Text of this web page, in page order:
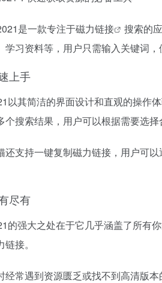
是一款专注于磁力链接 搜索的
学习资料等，用户只需输入关键词，
上手
以其简洁的界面设计和直观的操作
个搜索结果，用户可以根据需要选择
还支持一键复制磁力链接 ，用户可
尽有
的强大之处在于它几乎涵盖了所有
链接。
经常遇到资源匮乏或找不到高清版